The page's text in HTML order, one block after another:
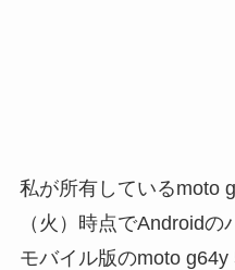
私が所有しているmoto
（火）時点でAndroid
モバイル版のmoto